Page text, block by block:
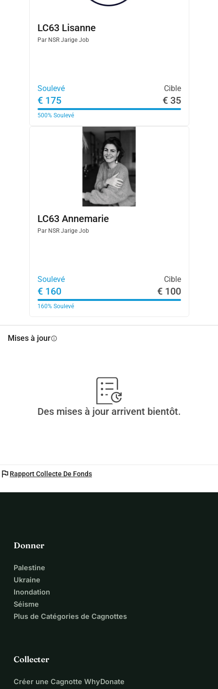
LC63 Lisanne
ParNSR Jarige Job
Soulevé Cible
€ 175 € 35
500% Soulevé
LC63 Annemarie
ParNSR Jarige Job
Soulevé Cible
€ 160 € 100
160% Soulevé
Mises à jourinfo
Des mises à jour arrivent bientôt.
flag Rapport Collecte De Fonds
Donner
Palestine
Ukraine
Inondation
Séisme
Plus de Catégories de Cagnottes
Collecter
Créer une Cagnotte WhyDonate